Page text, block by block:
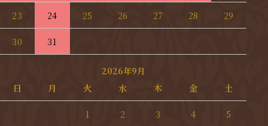
23 24 25 26 27 28 29
30 31
2026年9月
日 月 火 水 木 金 土
1 2 3 4 5